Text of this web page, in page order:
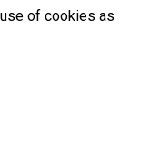
of cookies as